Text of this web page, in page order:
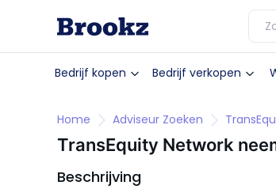
Bedrijf kopen Bedrijf verkopen
Home Adviseur Zoeken
TransEquity Network
Beschrijving